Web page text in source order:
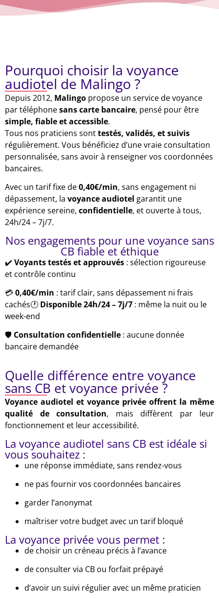
Pourquoi choisir la voyance
audiotel de Malingo ?
Depuis 2012, Malingo propose un service de voyance
par téléphonesans carte bancaire, pensé pour être
simple, fiable et accessible.
Tous nos praticiens sonttestés, validés, et suivis
régulièrement. Vous bénéficiez d’une vraie consultation
personnalisée, sans avoir à renseigner vos coordonnées
bancaires.
Avec un tarif fixe de0,40€/min, sans engagement ni
dépassement, la voyance audiotel garantit une
expérience sereine, confidentielle, et ouverte à tous,
24h/24 – 7j/7.
Nos engagements pour une voyance sans
CB fiable et éthique
✔️ Voyants testés et approuvés : sélection rigoureuse
et contrôle continu
💳0,40€/min : tarif clair, sans dépassement ni frais
cachés🕐 Disponible 24h/24 – 7j/7 : même la nuit ou le
week-end
🛡️ Consultation confidentielle : aucune donnée
bancaire demandée
Quelle différence entre voyance
sans CB et voyance privée ?
Voyance audiotel et voyance privée offrent la même
qualité de consultation, mais diffèrent par leur
fonctionnement et leur accessibilité.
La voyance audiotel sans CB est idéale si
vous souhaitez :
une réponse immédiate, sans rendez-vous
ne pas fournir vos coordonnées bancaires
garder l’anonymat
maîtriser votre budget avec un tarif bloqué
La voyance privée vous permet :
de choisir un créneau précis à l’avance
de consulter via CB ou forfait prépayé
d’avoir un suivi régulier avec un même praticien